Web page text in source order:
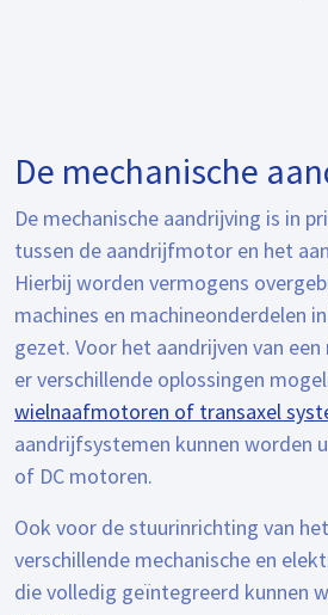
De mechanische
De mechanische aandrijving is in
tussen de aandrijfmotor en het
Hierbij worden vermogens
machines en machineonderdelen
gezet. Voor het aandrijven van
er verschillende oplossingen
wielnaafmotoren of transaxel
aandrijfsystemen kunnen worden
of DC motoren.
Ook voor de stuurinrichting van
verschillende mechanische en
die volledig geïntegreerd kunnen